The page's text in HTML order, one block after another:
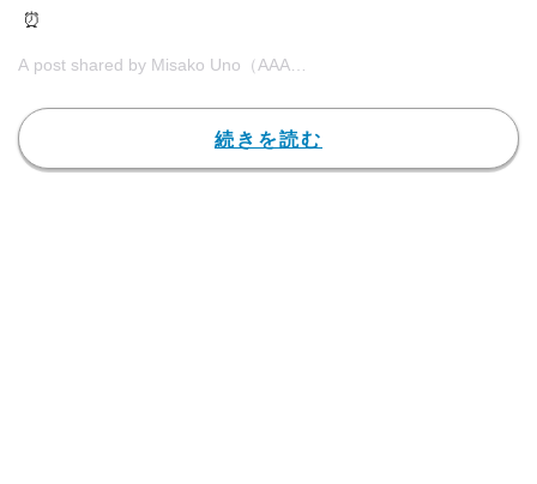
⏰
A post shared by Misako Uno（AAA） (@misako_uno_aaa) on
続きを読む